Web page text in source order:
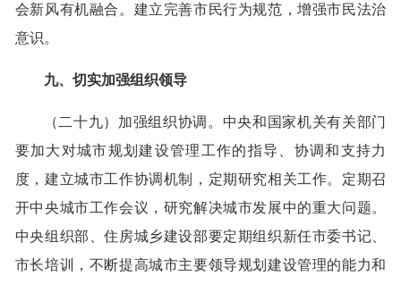
会新风有机融合。建立完善市民行为规范，增强市民法治
意识。
九、切实加强组织领导
（二十九）加强组织协调。中央和国家机关有关部门
要加大对城市规划建设管理工作的指导、协调和支持力
度，建立城市工作协调机制，定期研究相关工作。定期召
开中央城市工作会议，研究解决城市发展中的重大问题。
中央组织部、住房城乡建设部要定期组织新任市委书记、
市长培训，不断提高城市主要领导规划建设管理的能力和